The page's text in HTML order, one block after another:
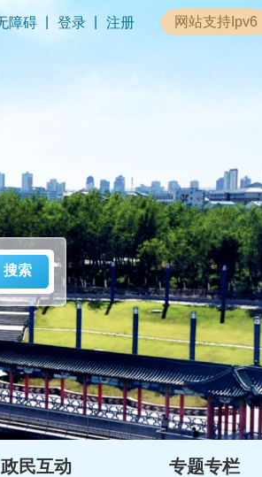
障碍 登录 注册 网站支持Ipv6
政民互动 专题专栏
互动 专题专栏